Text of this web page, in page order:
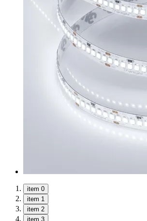
item 0
item 1
item 2
item 3